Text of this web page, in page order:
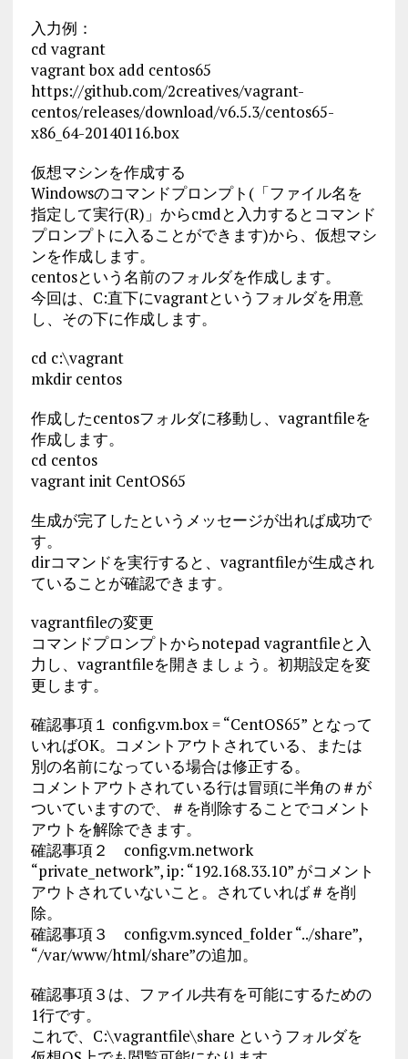
入力例：
cd vagrant
vagrant box add centos65
https://github.com/2creatives/vagrant-
centos/releases/download/v6.5.3/centos65-
x86_64-20140116.box
仮想マシンを作成する
Windowsのコマンドプロンプト(「ファイル名を
指定して実行(R)」からcmdと入力するとコマンド
プロンプトに入ることができます)から、仮想マシ
ンを作成します。
centosという名前のフォルダを作成します。
今回は、C:直下にvagrantというフォルダを用意
し、その下に作成します。
cd c:\vagrant
mkdir centos
作成したcentosフォルダに移動し、vagrantfileを
作成します。
cd centos
vagrant init CentOS65
生成が完了したというメッセージが出れば成功で
す。
dirコマンドを実行すると、vagrantfileが生成され
ていることが確認できます。
vagrantfileの変更
コマンドプロンプトからnotepad vagrantfileと入
力し、vagrantfileを開きましょう。初期設定を変
更します。
確認事項１ config.vm.box = “CentOS65” となって
いればOK。コメントアウトされている、または
別の名前になっている場合は修正する。
コメントアウトされている行は冒頭に半角の＃が
ついていますので、＃を削除することでコメント
アウトを解除できます。
確認事項２ config.vm.network
“private_network”, ip: “192.168.33.10” がコメント
アウトされていないこと。されていれば＃を削
除。
確認事項３ config.vm.synced_folder “../share”,
“/var/www/html/share”の追加。
確認事項３は、ファイル共有を可能にするための
1行です。
これで、C:\vagrantfile\share というフォルダを